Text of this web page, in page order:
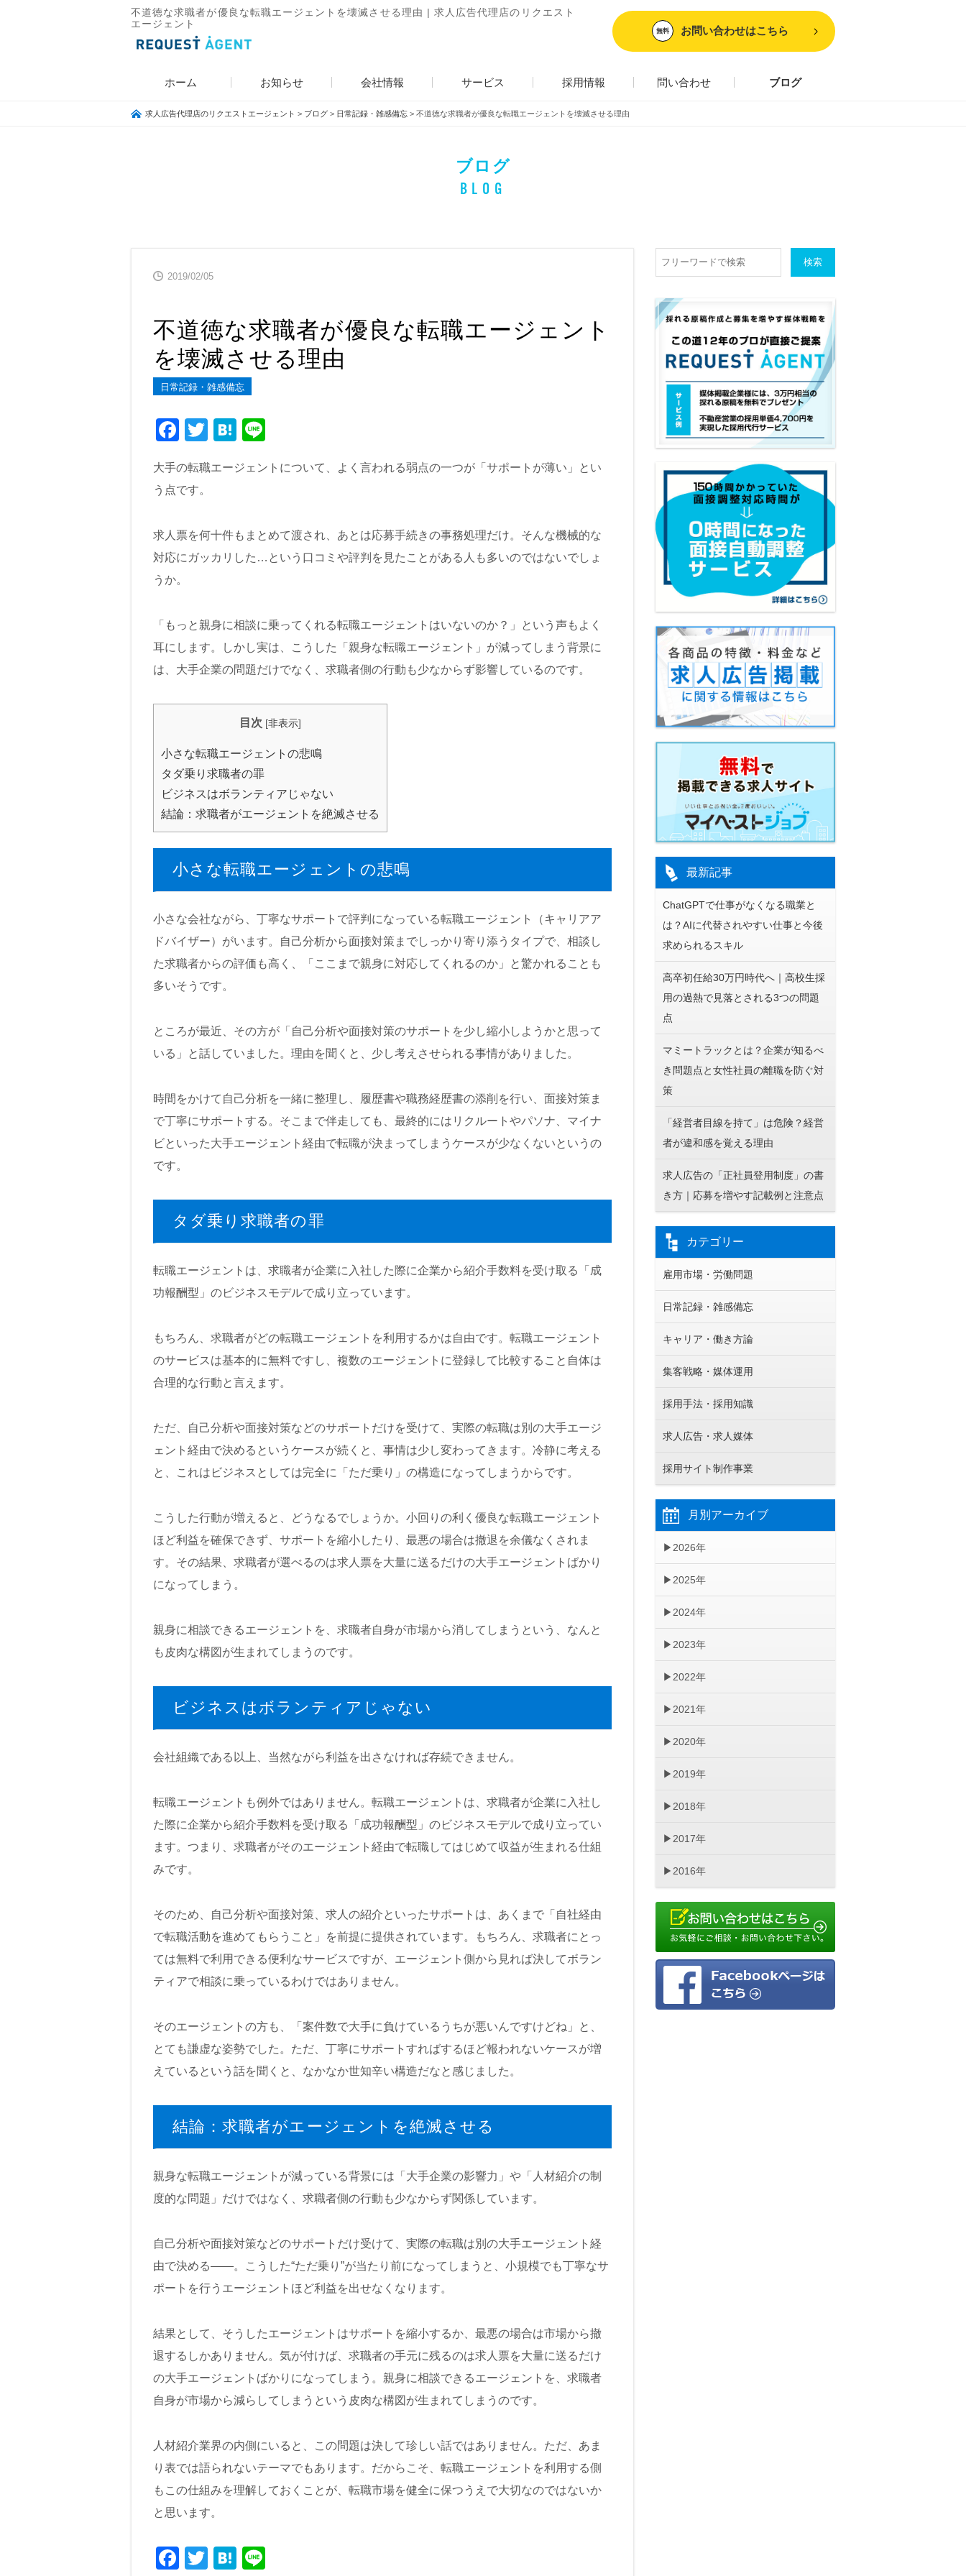
不道徳な求職者が優良な転職エージェントを壊滅させる理由 | 求人広告代理店のリクエスト
エージェント
無料 お問い合わせはこちら
ホーム お知らせ 会社情報 サービス 採用情報 問い合わせ ブログ
求人広告代理店のリクエストエージェント > ブログ > 日常記録・雑感備忘 > 不道徳な求職者が優良な転職エージェントを壊滅させる理由
ブログ
BLOG
2019/02/05
不道徳な求職者が優良な転職エージェント
を壊滅させる理由
日常記録・雑感備忘
F
c
e
o
o
k
T
tt
H
e
e
大手の転職エージェントについて、よく言われる弱点の一つが「サポートが薄い」とい
う点です。
求人票を何十件もまとめて渡され、あとは応募手続きの事務処理だけ。そんな機械的な
対応にガッカリした…という口コミや評判を見たことがある人も多いのではないでしょ
うか。
「もっと親身に相談に乗ってくれる転職エージェントはいないのか？」という声もよく
耳にします。しかし実は、こうした「親身な転職エージェント」が減ってしまう背景に
は、大手企業の問題だけでなく、求職者側の行動も少なからず影響しているのです。
目次 [非表示]
小さな転職エージェントの悲鳴
タダ乗り求職者の罪
ビジネスはボランティアじゃない
結論：求職者がエージェントを絶滅させる
小さな転職エージェントの悲鳴
小さな会社ながら、丁寧なサポートで評判になっている転職エージェント（キャリアア
ドバイザー）がいます。自己分析から面接対策までしっかり寄り添うタイプで、相談し
た求職者からの評価も高く、「ここまで親身に対応してくれるのか」と驚かれることも
多いそうです。
ところが最近、その方が「自己分析や面接対策のサポートを少し縮小しようかと思って
いる」と話していました。理由を聞くと、少し考えさせられる事情がありました。
時間をかけて自己分析を一緒に整理し、履歴書や職務経歴書の添削を行い、面接対策ま
で丁寧にサポートする。そこまで伴走しても、最終的にはリクルートやパソナ、マイナ
ビといった大手エージェント経由で転職が決まってしまうケースが少なくないというの
です。
タダ乗り求職者の罪
転職エージェントは、求職者が企業に入社した際に企業から紹介手数料を受け取る「成
功報酬型」のビジネスモデルで成り立っています。
もちろん、求職者がどの転職エージェントを利用するかは自由です。転職エージェント
のサービスは基本的に無料ですし、複数のエージェントに登録して比較すること自体は
合理的な行動と言えます。
ただ、自己分析や面接対策などのサポートだけを受けて、実際の転職は別の大手エージ
ェント経由で決めるというケースが続くと、事情は少し変わってきます。冷静に考える
と、これはビジネスとしては完全に「ただ乗り」の構造になってしまうからです。
こうした行動が増えると、どうなるでしょうか。小回りの利く優良な転職エージェント
ほど利益を確保できず、サポートを縮小したり、最悪の場合は撤退を余儀なくされま
す。その結果、求職者が選べるのは求人票を大量に送るだけの大手エージェントばかり
になってしまう。
親身に相談できるエージェントを、求職者自身が市場から消してしまうという、なんと
も皮肉な構図が生まれてしまうのです。
ビジネスはボランティアじゃない
会社組織である以上、当然ながら利益を出さなければ存続できません。
転職エージェントも例外ではありません。転職エージェントは、求職者が企業に入社し
た際に企業から紹介手数料を受け取る「成功報酬型」のビジネスモデルで成り立ってい
ます。つまり、求職者がそのエージェント経由で転職してはじめて収益が生まれる仕組
みです。
そのため、自己分析や面接対策、求人の紹介といったサポートは、あくまで「自社経由
で転職活動を進めてもらうこと」を前提に提供されています。もちろん、求職者にとっ
ては無料で利用できる便利なサービスですが、エージェント側から見れば決してボラン
ティアで相談に乗っているわけではありません。
そのエージェントの方も、「案件数で大手に負けているうちが悪いんですけどね」と、
とても謙虚な姿勢でした。ただ、丁寧にサポートすればするほど報われないケースが増
えているという話を聞くと、なかなか世知辛い構造だなと感じました。
結論：求職者がエージェントを絶滅させる
親身な転職エージェントが減っている背景には「大手企業の影響力」や「人材紹介の制
度的な問題」だけではなく、求職者側の行動も少なからず関係しています。
自己分析や面接対策などのサポートだけ受けて、実際の転職は別の大手エージェント経
由で決める――。こうした“ただ乗り”が当たり前になってしまうと、小規模でも丁寧なサ
ポートを行うエージェントほど利益を出せなくなります。
結果として、そうしたエージェントはサポートを縮小するか、最悪の場合は市場から撤
退するしかありません。気が付けば、求職者の手元に残るのは求人票を大量に送るだけ
の大手エージェントばかりになってしまう。親身に相談できるエージェントを、求職者
自身が市場から減らしてしまうという皮肉な構図が生まれてしまうのです。
人材紹介業界の内側にいると、この問題は決して珍しい話ではありません。ただ、あま
り表では語られないテーマでもあります。だからこそ、転職エージェントを利用する側
もこの仕組みを理解しておくことが、転職市場を健全に保つうえで大切なのではないか
と思います。
F
T
H
最新記事
ChatGPTで仕事がなくなる職業と
は？AIに代替されやすい仕事と今後
求められるスキル
高卒初任給30万円時代へ｜高校生採
用の過熱で見落とされる3つの問題
点
マミートラックとは？企業が知るべ
き問題点と女性社員の離職を防ぐ対
策
「経営者目線を持て」は危険？経営
者が違和感を覚える理由
求人広告の「正社員登用制度」の書
き方｜応募を増やす記載例と注意点
カテゴリー
雇用市場・労働問題
日常記録・雑感備忘
キャリア・働き方論
集客戦略・媒体運用
採用手法・採用知識
求人広告・求人媒体
採用サイト制作事業
月別アーカイブ
2026年
2025年
2024年
2023年
2022年
2021年
2020年
2019年
2018年
2017年
2016年